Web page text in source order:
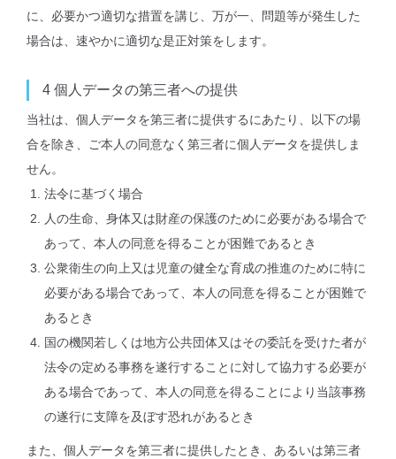
に、必要かつ適切な措置を講じ、万が一、問題等が発生した
場合は、速やかに適切な是正対策をします。
4 個人データの第三者への提供
当社は、個人データを第三者に提供するにあたり、以下の場
合を除き、ご本人の同意なく第三者に個人データを提供しま
せん。
法令に基づく場合
人の生命、身体又は財産の保護のために必要がある場合で
あって、本人の同意を得ることが困難であるとき
公衆衛生の向上又は児童の健全な育成の推進のために特に
必要がある場合であって、本人の同意を得ることが困難で
あるとき
国の機関若しくは地方公共団体又はその委託を受けた者が
法令の定める事務を遂行することに対して協力する必要が
ある場合であって、本人の同意を得ることにより当該事務
の遂行に支障を及ぼす恐れがあるとき
また、個人データを第三者に提供したとき、あるいは第三者